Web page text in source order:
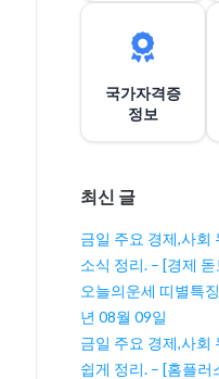
국가자격증
정보
최신 글
금일 주요 경제,사회
소식 정리. – [경제
오늘의운세 띠별특
년 08월 09일
금일 주요 경제,사회
쉽게 정리. – [홈플러